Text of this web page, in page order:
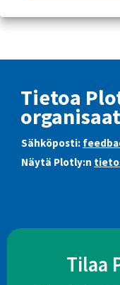
Tietoa
Sähköposti:
Näytä Plotly:n
Tilaa